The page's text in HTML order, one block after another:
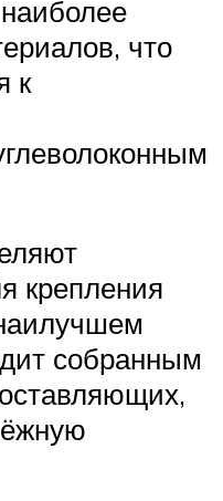
что
к
крепления
собранным